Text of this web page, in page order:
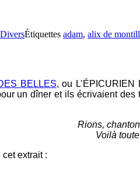
DiversÉtiquettes adam, alix de
BELLES, ou
un dîner et ils écrivaient
Rions,
Voilà
cet extrait :